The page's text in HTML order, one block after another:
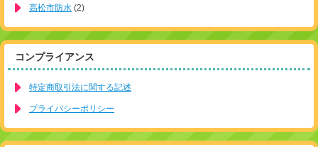
高松市防水 (2)
コンプライアンス
特定商取引法に関する記述
プライバシーポリシー